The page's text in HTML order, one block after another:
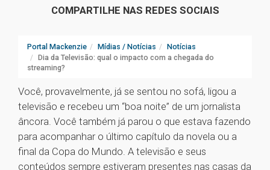
COMPARTILHE NAS REDES SOCIAIS
Portal Mackenzie Mídias / Notícias
Notícias
Dia da Televisão: qual o impacto com a chegada do
streaming?
Você, provavelmente, já se sentou no sofá, ligou a
televisão e recebeu um “boa noite” de um jornalista
âncora. Você também já parou o que estava fazendo
para acompanhar o último capítulo da novela ou a
final da Copa do Mundo. A televisão e seus
conteúdos sempre estiveram presentes nas casas da